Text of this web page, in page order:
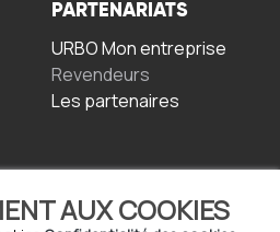
AUX COOKIES
PARTENARIATS
URBO Mon entreprise
Revendeurs
Les partenaires